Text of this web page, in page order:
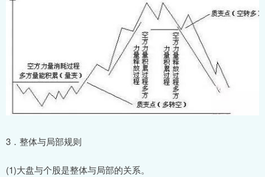
3．整体与局部规则
(1)大盘与个股是整体与局部的关系。